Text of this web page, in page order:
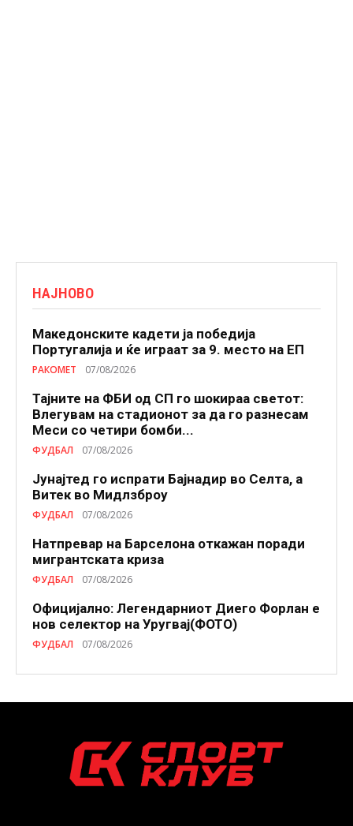
НАЈНОВО
Македонските кадети ја победија
Португалија и ќе играат за 9. место на ЕП
РАКОМЕТ 07/08/2026
Тајните на ФБИ од СП го шокираа светот:
Влегувам на стадионот за да го разнесам
Меси со четири бомби...
ФУДБАЛ 07/08/2026
Јунајтед го испрати Бајнадир во Селта, а
Витек во Мидлзброу
ФУДБАЛ 07/08/2026
Натпревар на Барселона откажан поради
мигрантската криза
ФУДБАЛ 07/08/2026
Официјално: Легендарниот Диего Форлан е
нов селектор на Уругвај(ФОТО)
ФУДБАЛ 07/08/2026